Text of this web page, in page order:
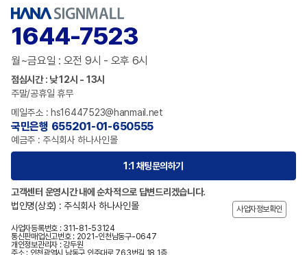
1644-7523
월~금요일 : 오전 9시 - 오후 6시
점심시간 : 낮 12시 - 13시
주말/공휴일 휴무
메일주소 : hs16447523@hanmail.net
국민은행 655201-01-650555
예금주 : 주식회사 하나사인몰
1:1 채팅문의하기
고객센터 운영시간 내에 순차적으로 답변드리겠습니다.
법인명(상호) : 주식회사 하나사인몰
사업자정보확인
사업자등록번호 : 311-81-53124
통신판매업신고번호 : 2021-인천남동구-0647
개인정보관리자 : 강두원
주소 : 인천광역시 남동구 인주대로 763번길 18 1층